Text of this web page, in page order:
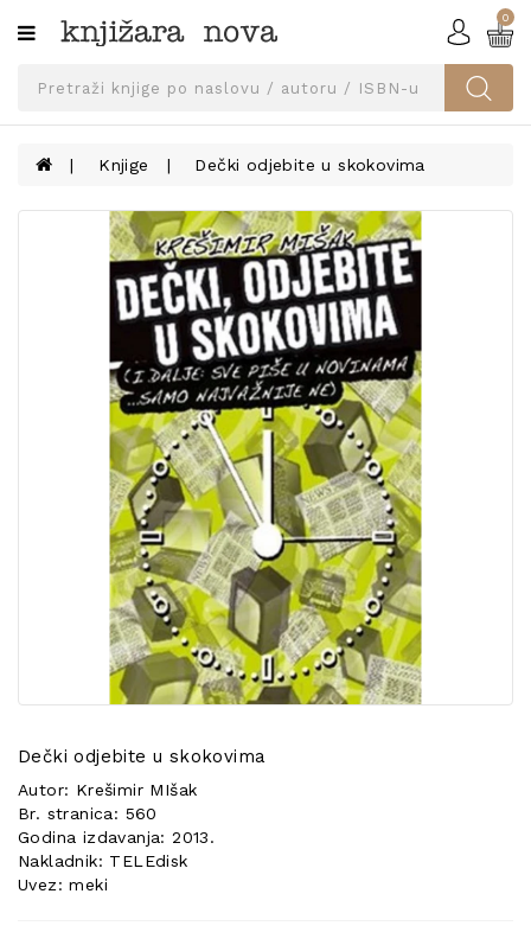
Kategorije
SVEUČILIŠNA
UDŽBENICI
KNJIGE
PRIBOR
UDŽBENIKE!
0
Knjige Dečki odjebite u skokovima
Dečki odjebite u skokovima
Autor: Krešimir MIšak
Br. stranica: 560
Godina izdavanja: 2013.
Nakladnik: TELEdisk
Uvez: meki